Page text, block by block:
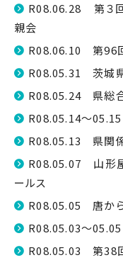
R08.06.28 第３
親会
R08.06.10 第96
R08.05.31 茨城
R08.05.24 県総
R08.05.14～
R08.05.13 県関
R08.05.07 山形屋
ールス
R08.05.05 唐か
R08.05.03～
R08.05.03 第38回